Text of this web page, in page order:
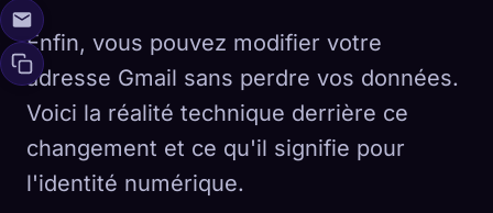
Enfin, vous pouvez modifier votre
adresse Gmail sans perdre vos données.
Voici la réalité technique derrière ce
changement et ce qu'il signifie pour
l'identité numérique.